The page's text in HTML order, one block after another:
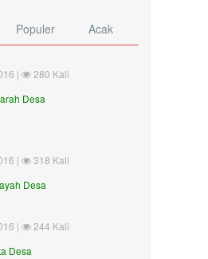
Populer Acak
|
280 Kali
Desa
|
318 Kali
Desa
|
244 Kali
Desa